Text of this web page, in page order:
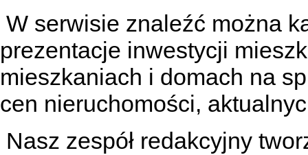
W serwisie znaleźć można
prezentacje inwestycji
mieszkaniach i domach na
cen nieruchomości,
Nasz zespół redakcyjny